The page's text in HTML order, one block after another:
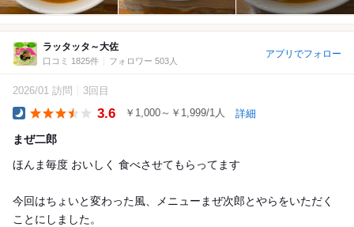
ラッタッタ～大佐
口コミ 1825件 フォロワー 503人
アプリでフォロー
2026/01 訪問 3回目
3.6 ￥1,000～￥1,999/1人 詳細
まぜ二郎
ほんま毎度 おいしく 食べさせてもらってます
今回はちょいと変わった風、メニューまぜ次郎とやらをいただく
ことにしました。